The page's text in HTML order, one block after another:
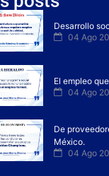
Desarrollo
04 Ago
El empleo
04 Ago
De
México.
04 Ago